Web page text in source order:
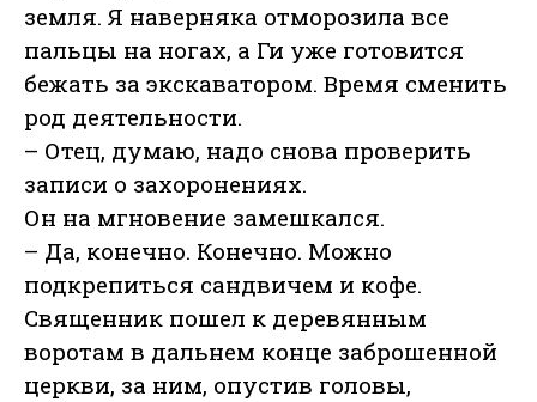
земля. Я наверняка отморозила все
пальцы на ногах, а Ги уже готовится
бежать за экскаватором. Время сменить
род деятельности.
– Отец, думаю, надо снова проверить
записи о захоронениях.
Он на мгновение замешкался.
– Да, конечно. Конечно. Можно
подкрепиться сандвичем и кофе.
Священник пошел к деревянным
воротам в дальнем конце заброшенной
церкви, за ним, опустив головы,